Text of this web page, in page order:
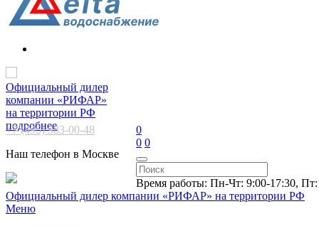
Официальный дилер
компании «РИФАР»
на территории РФ
подробнее
+7 (495) 983-00-48
Наш телефон в Москве
0
0 0
Время работы: Пн-Чт: 9:00-17:30, Пт:
Официальный дилер компании «РИФАР» на территории РФ
Меню